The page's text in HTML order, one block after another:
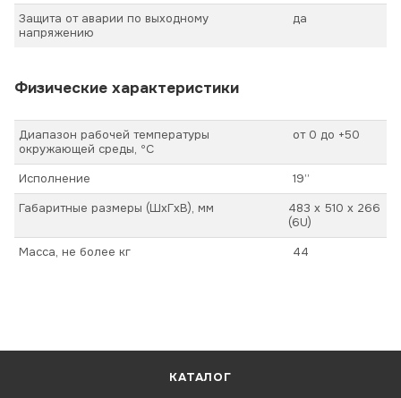
Защита от аварии по выходному
напряжению
да
Физические характеристики
Диапазон рабочей температуры
окружающей среды, ºС
от 0 до +50
Исполнение
19”
Габаритные размеры (ШхГхВ), мм
483 х 510 х 266
(6U)
Масса, не более кг
44
КАТАЛОГ